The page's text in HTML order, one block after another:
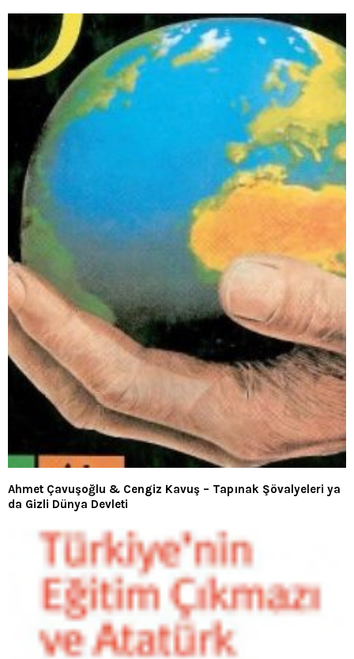
Ahmet Çavuşoğlu & Cengiz Kavuş – Tapınak Şövalyeleri ya
da Gizli Dünya Devleti